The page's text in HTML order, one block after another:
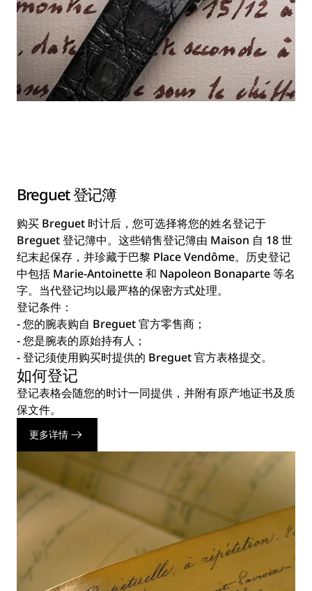
Breguet 登记簿
购买 Breguet 时计后，您可选择将您的姓名登记于
Breguet 登记簿中。这些销售登记簿由 Maison 自 18 世
纪末起保存，并珍藏于巴黎 Place Vendôme。历史登记
中包括 Marie-Antoinette 和 Napoleon Bonaparte 等名
字。当代登记均以最严格的保密方式处理。
登记条件：
- 您的腕表购自 Breguet 官方零售商；
- 您是腕表的原始持有人；
- 登记须使用购买时提供的 Breguet 官方表格提交。
如何登记
登记表格会随您的时计一同提供，并附有原产地证书及质
保文件。
更多详情